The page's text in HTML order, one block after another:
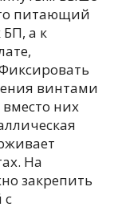
питающий
БП, а к
винтами
вместо них
На
закрепить
с